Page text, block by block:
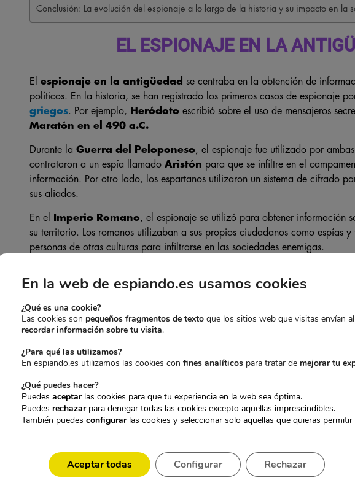
Conclusión: La evolución del espionaje a lo largo de la historia y su impacto en la
EL ESPIONAJE EN LA
El espionaje en la antigüedad
se centraba en la obtención de
políticos. En la historia, se han registrado los primeros casos de espionaje
griegos. Por ejemplo, Heródoto escribió sobre el uso de mensajeros
Maratón en el 490 a.C.
Durante la Guerra del Peloponeso, el espionaje fue utilizado por ambas
contrataron a un espía llamado Aristón para que se infiltre en el
información. Por otro lado, los espartanos utilizaron un sistema de cifrado
sus aliados.
En el Imperio Romano, el espionaje se utilizó para obtener información
su territorio. Los romanos utilizaban a sus propios ciudadanos como espías
personas de otras culturas para infiltrarse en las sociedades enemigas.
EL ESPIONAJE EN LA EDAD MEDIA
En la web de espiando.es usamos cookies
¿Qué es una cookie?
Las cookies son pequeños fragmentos de texto que los sitios web que visitas envían al
recordar información sobre tu visita.
¿Para qué las utilizamos?
En espiando.es utilizamos las cookies con fines analíticos para tratar de mejorar tu
¿Qué puedes hacer?
Puedes aceptarlas cookies para que tu experiencia en la web sea óptima.
Puedes rechazarpara denegar todas las cookies excepto aquellas imprescindibles.
También puedes configurarlas cookies y seleccionar solo aquellas que quieras
Aceptar todas Rechazar
Configurar